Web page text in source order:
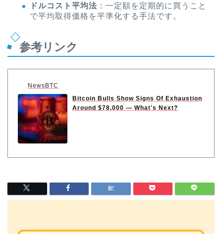
ドルコスト平均法 ：一定額を定期的に買うこと
で平均取得価格を平準化する手法です。
参考リンク
NewsBTC
Bitcoin Bulls Show Signs Of Exhaustion
Around $78,000 — What's Next?